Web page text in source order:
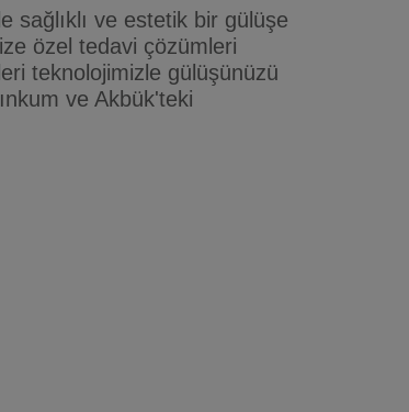
sağlıklı ve estetik bir gülüşe
özel tedavi çözümleri
teknolojimizle gülüşünüzü
ve Akbük'teki